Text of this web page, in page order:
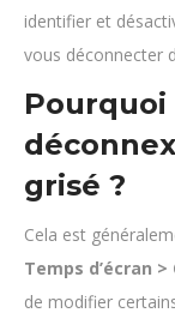
identifier et
vous déconnecter
grisé ?
Cela est
Temps d’écran
de modifier